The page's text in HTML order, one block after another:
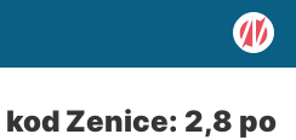
Zenice: 2,8 po